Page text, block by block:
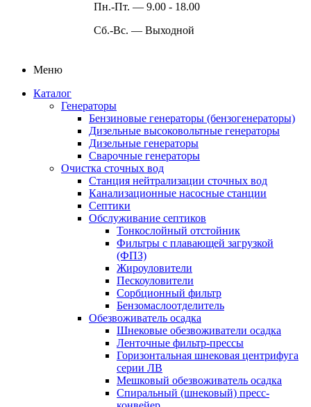
Пн.-Пт. — 9.00 - 18.00
Сб.-Вс. — Выходной
Меню
Каталог
Генераторы
Бензиновые генераторы (бензогенераторы)
Дизельные высоковольтные генераторы
Дизельные генераторы
Сварочные генераторы
Очистка сточных вод
Станция нейтрализации сточных вод
Канализационные насосные станции
Септики
Обслуживание септиков
Тонкослойный отстойник
Фильтры с плавающей загрузкой
(ФПЗ)
Жироуловители
Пескоуловители
Сорбционный фильтр
Бензомаслоотделитель
Обезвоживатель осадка
Шнековые обезвоживатели осадка
Ленточные фильтр-прессы
Горизонтальная шнековая центрифуга
серии ЛВ
Мешковый обезвоживатель осадка
Спиральный (шнековый) пресс-